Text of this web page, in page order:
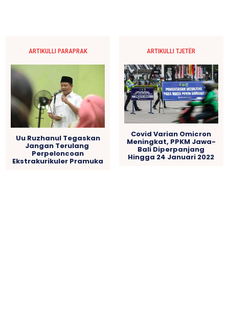
ARTIKULLI PARAPRAK
Uu Ruzhanul Tegaskan
Jangan Terulang
Perpeloncoan
Ekstrakurikuler Pramuka
ARTIKULLI TJETËR
Covid Varian Omicron
Meningkat, PPKM Jawa-
Bali Diperpanjang
Hingga 24 Januari 2022